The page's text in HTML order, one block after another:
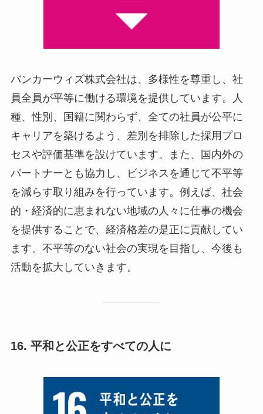
バンカーウィズ株式会社は、多様性を尊重し、社
員全員が平等に働ける環境を提供しています。人
種、性別、国籍に関わらず、全ての社員が公平に
キャリアを築けるよう、差別を排除した採用プロ
セスや評価基準を設けています。また、国内外の
パートナーとも協力し、ビジネスを通じて不平等
を減らす取り組みを行っています。例えば、社会
的・経済的に恵まれない地域の人々に仕事の機会
を提供することで、経済格差の是正に貢献してい
ます。不平等のない社会の実現を目指し、今後も
活動を拡大していきます。
16. 平和と公正をすべての人に